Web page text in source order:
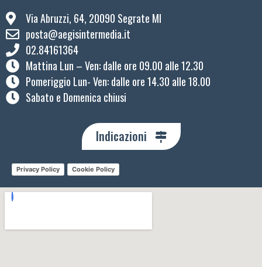
Via Abruzzi, 64, 20090 Segrate MI
posta@aegisintermedia.it
02.84161364
Mattina Lun – Ven: ​dalle ore 09.00 alle 12.30
Pomeriggio Lun- Ven: dalle ore 14.30 alle 18.00
Sabato e Domenica chiusi
Indicazioni
Privacy Policy Cookie Policy